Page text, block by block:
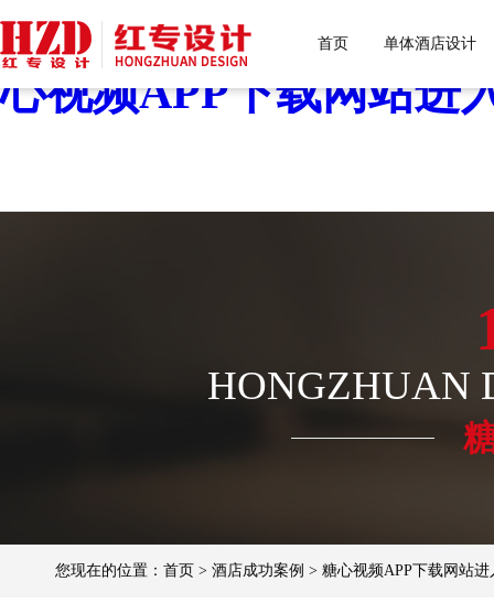
糖心VLOG色版官网首
心视频APP下载网站进
首页 单体酒店设计
HONGZHUAN
您现在的位置： 首页 > 酒店成功案例 > 糖心视频APP下载网站进